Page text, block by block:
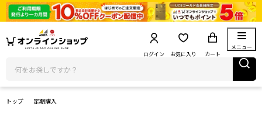
ログイン お気に入り カート
メニュー
トップ 定期購入